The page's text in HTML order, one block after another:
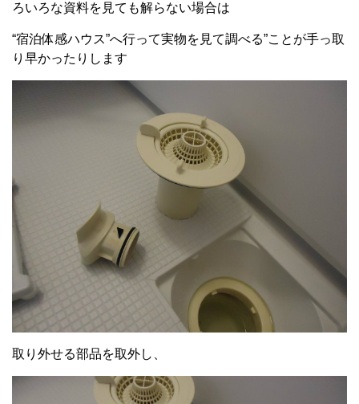
ろいろな資料を見ても解らない場合は
“宿泊体感ハウス”へ行って実物を見て調べる”ことが手っ取
り早かったりします
取り外せる部品を取外し、